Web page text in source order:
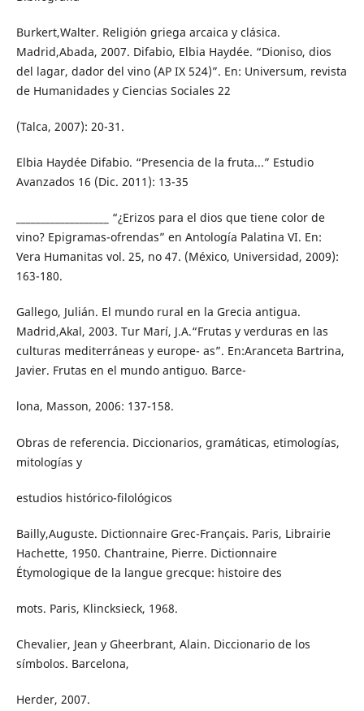
Burkert,Walter. Religión griega arcaica y clásica.
Madrid,Abada, 2007. Difabio, Elbia Haydée. “Dioniso, dios
del lagar, dador del vino (AP IX 524)”. En: Universum, revista
de Humanidades y Ciencias Sociales 22
(Talca, 2007): 20-31.
Elbia Haydée Difabio. “Presencia de la fruta...” Estudio
Avanzados 16 (Dic. 2011): 13-35
___________________ “¿Erizos para el dios que tiene color de
vino? Epigramas-ofrendas” en Antología Palatina VI. En:
Vera Humanitas vol. 25, no 47. (México, Universidad, 2009):
163-180.
Gallego, Julián. El mundo rural en la Grecia antigua.
Madrid,Akal, 2003. Tur Marí, J.A.“Frutas y verduras en las
culturas mediterráneas y europe- as”. En:Aranceta Bartrina,
Javier. Frutas en el mundo antiguo. Barce-
lona, Masson, 2006: 137-158.
Obras de referencia. Diccionarios, gramáticas, etimologías,
mitologías y
estudios histórico-filológicos
Bailly,Auguste. Dictionnaire Grec-Français. Paris, Librairie
Hachette, 1950. Chantraine, Pierre. Dictionnaire
Étymologique de la langue grecque: histoire des
mots. Paris, Klincksieck, 1968.
Chevalier, Jean y Gheerbrant, Alain. Diccionario de los
símbolos. Barcelona,
Herder, 2007.